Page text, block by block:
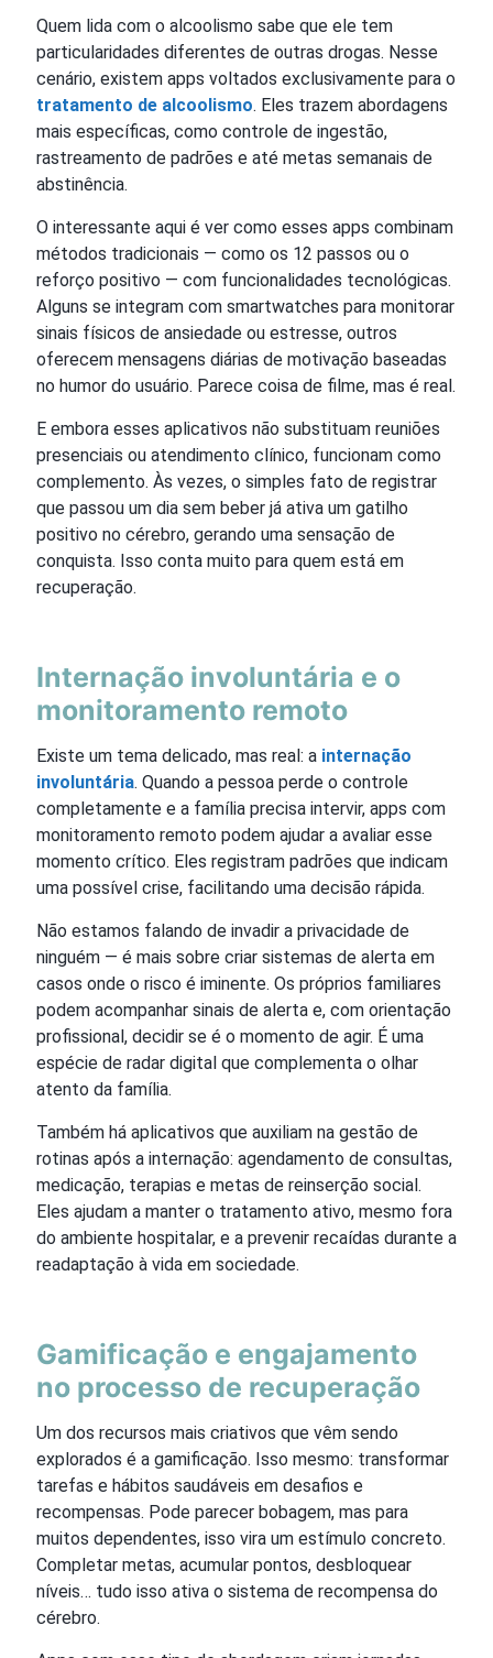
Quem lida com o alcoolismo sabe que ele tem
particularidades diferentes de outras drogas. Nesse
cenário, existem apps voltados exclusivamente para o
tratamento de alcoolismo. Eles trazem abordagens
mais específicas, como controle de ingestão,
rastreamento de padrões e até metas semanais de
abstinência.
O interessante aqui é ver como esses apps combinam
métodos tradicionais — como os 12 passos ou o
reforço positivo — com funcionalidades tecnológicas.
Alguns se integram com smartwatches para monitorar
sinais físicos de ansiedade ou estresse, outros
oferecem mensagens diárias de motivação baseadas
no humor do usuário. Parece coisa de filme, mas é real.
E embora esses aplicativos não substituam reuniões
presenciais ou atendimento clínico, funcionam como
complemento. Às vezes, o simples fato de registrar
que passou um dia sem beber já ativa um gatilho
positivo no cérebro, gerando uma sensação de
conquista. Isso conta muito para quem está em
recuperação.
Internação involuntária e o
monitoramento remoto
Existe um tema delicado, mas real: a internação
involuntária. Quando a pessoa perde o controle
completamente e a família precisa intervir, apps com
monitoramento remoto podem ajudar a avaliar esse
momento crítico. Eles registram padrões que indicam
uma possível crise, facilitando uma decisão rápida.
Não estamos falando de invadir a privacidade de
ninguém — é mais sobre criar sistemas de alerta em
casos onde o risco é iminente. Os próprios familiares
podem acompanhar sinais de alerta e, com orientação
profissional, decidir se é o momento de agir. É uma
espécie de radar digital que complementa o olhar
atento da família.
Também há aplicativos que auxiliam na gestão de
rotinas após a internação: agendamento de consultas,
medicação, terapias e metas de reinserção social.
Eles ajudam a manter o tratamento ativo, mesmo fora
do ambiente hospitalar, e a prevenir recaídas durante a
readaptação à vida em sociedade.
Gamificação e engajamento
no processo de recuperação
Um dos recursos mais criativos que vêm sendo
explorados é a gamificação. Isso mesmo: transformar
tarefas e hábitos saudáveis em desafios e
recompensas. Pode parecer bobagem, mas para
muitos dependentes, isso vira um estímulo concreto.
Completar metas, acumular pontos, desbloquear
níveis… tudo isso ativa o sistema de recompensa do
cérebro.